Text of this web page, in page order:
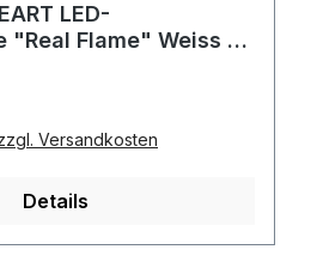
LED-
"Real Flame" Weiss 5
Versandkosten
Details